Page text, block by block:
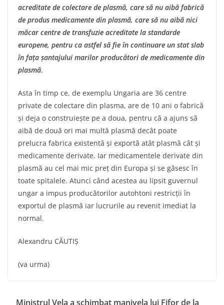
acreditate de colectare de plasmă, care să nu aibă fabrică
de produs medicamente din plasmă, care să nu aibă nici
măcar centre de transfuzie acreditate la standarde
europene, pentru ca astfel să fie în continuare un stat slab
în fața șantajului marilor producători de medicamente din
plasmă.
Asta în timp ce, de exemplu Ungaria are 36 centre
private de colectare din plasma, are de 10 ani o fabrică
și deja o construiește pe a doua, pentru că a ajuns să
aibă de două ori mai multă plasmă decât poate
prelucra fabrica existentă și exportă atât plasmă cât și
medicamente derivate. Iar medicamentele derivate din
plasmă au cel mai mic preț din Europa și se găsesc în
toate spitalele. Atunci când acestea au lipsit guvernul
ungar a impus producătorilor autohtoni restricții în
exportul de plasmă iar lucrurile au revenit imediat la
normal.
Alexandru CĂUTIȘ
(va urma)
Ministrul Vela a schimbat manivela lui Fifor de la